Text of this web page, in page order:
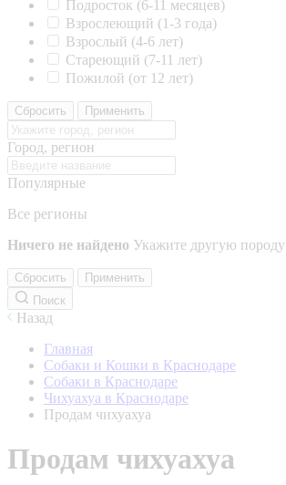
Подросток (6-11 месяцев)
Взрослеющий (1-3 года)
Взрослый (4-6 лет)
Стареющий (7-11 лет)
Пожилой (от 12 лет)
Сбросить Применить
Город, регион
Популярные
Все регионы
Ничего не найдено Укажите другую породу
Сбросить
Применить
Поиск
Назад
Главная
Собаки и Кошки в Краснодаре
Собаки в Краснодаре
Чихуахуа в Краснодаре
Продам чихуахуа
Продам чихуахуа